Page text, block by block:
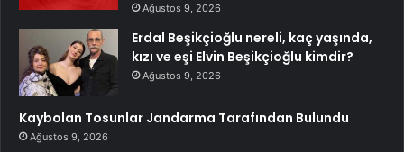
Ağustos 9, 2026
Erdal Beşikçioğlu nereli, kaç yaşında,
kızı ve eşi Elvin Beşikçioğlu kimdir?
Ağustos 9, 2026
Kaybolan Tosunlar Jandarma Tarafından Bulundu
Ağustos 9, 2026